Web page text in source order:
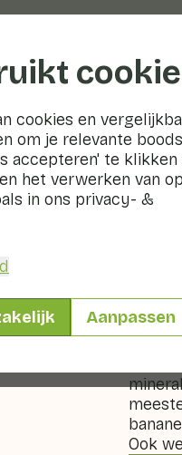
cookies en
om je relevante
accepteren' te
het verwerken van
in ons privacy- &
Aanpassen
Fruit
dan
Ook